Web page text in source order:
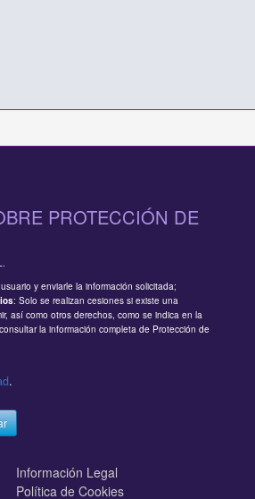
PROTECCIÓN DE
y enviarle la información solicitada;
: Solo se realizan cesiones si existe una
así como otros derechos, como se indica en la
la información completa de Protección de
.
Información Legal
Política de Cookies